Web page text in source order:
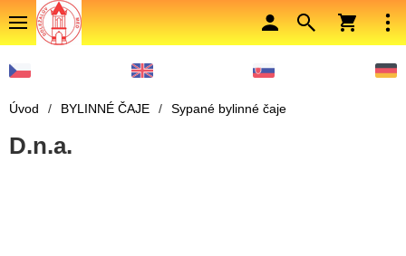
Úvod / BYLINNÉ ČAJE / Sypané bylinné čaje
D.n.a.